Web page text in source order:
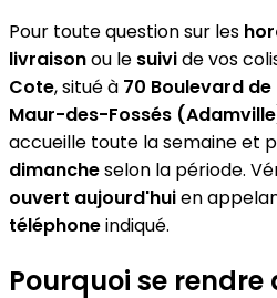
Pour toute question sur les
livraisonou le suivide vos
Cote, situé à 70 Boulevard
Maur-des-Fossés
accueille toute la semaine et
dimancheselon la période.
ouvert aujourd'huien
téléphoneindiqué.
Pourquoi se rendre